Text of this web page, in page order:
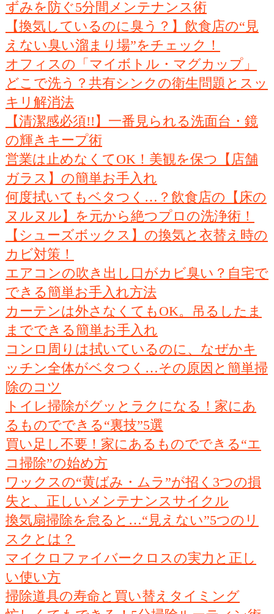
ずみを防ぐ5分間メンテナンス術
【換気しているのに臭う？】飲食店の“見
えない臭い溜まり場”をチェック！
オフィスの「マイボトル・マグカップ」
どこで洗う？共有シンクの衛生問題とスッ
キリ解消法
【清潔感必須!!】一番見られる洗面台・鏡
の輝きキープ術
営業は止めなくてOK！美観を保つ【店舗
ガラス】の簡単お手入れ
何度拭いてもベタつく…？飲食店の【床の
ヌルヌル】を元から絶つプロの洗浄術！
【シューズボックス】の換気と衣替え時の
カビ対策！
エアコンの吹き出し口がカビ臭い？自宅で
できる簡単お手入れ方法
カーテンは外さなくてもOK。吊るしたま
までできる簡単お手入れ
コンロ周りは拭いているのに、なぜかキ
ッチン全体がベタつく…その原因と簡単掃
除のコツ
トイレ掃除がグッとラクになる！家にあ
るものでできる“裏技”5選
買い足し不要！家にあるものでできる“エ
コ掃除”の始め方
ワックスの“黄ばみ・ムラ”が招く3つの損
失と、正しいメンテナンスサイクル
換気扇掃除を怠ると…“見えない”5つのリ
スクとは？
マイクロファイバークロスの実力と正し
い使い方
掃除道具の寿命と買い替えタイミング